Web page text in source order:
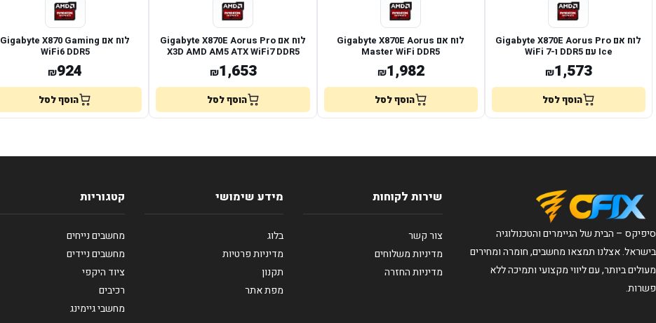
לוח אם Gigabyte X870E Aorus Pro
Ice עם DDR5 ו-WiFi 7
₪1,573
הוסף לסל
לוח אם Gigabyte X870E Aorus
Master WiFi DDR5
₪1,982
הוסף לסל
לוח אם Gigabyte X870E Aorus Pro
X3D AMD AM5 ATX WiFi7 DDR5
₪1,653
הוסף לסל
לוח אם Gigabyte X870 Gaming
WiFi6 DDR5
₪924
הוסף לסל
סיפיקס – הבית של הגיימרים והטכנולוגיה
בישראל. אצלנו תמצאו מחשבים, חומרה ומחירים
מעולים ביותר, עם ליווי מקצועי ותמיכה ללא
פשרות.
שירות לקוחות
צור קשר
מדיניות משלוחים
מדיניות החזרה
מידע שימושי
בלוג
מדיניות פרטיות
תקנון
מפת אתר
קטגוריות
מחשבים נייחים
מחשבים ניידים
ציוד היקפי
רכיבים
מחשבי גיימינג